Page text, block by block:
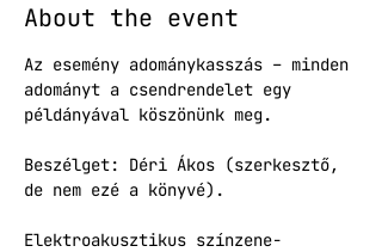
About the event
Az esemény adománykasszás – minden
adományt a csendrendelet egy
példányával köszönünk meg.
Beszélget: Déri Ákos (szerkesztő,
de nem ezé a könyvé).
Elektroakusztikus színzene-